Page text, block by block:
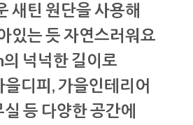
새틴 원단을 사용해
있는 듯 자연스러워요
넉넉한 길이로
을디피, 가을인테리어
등 다양한 공간에